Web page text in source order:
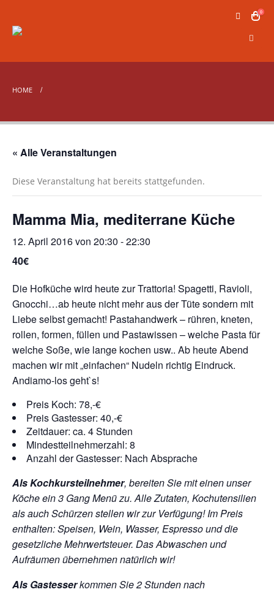
0
HOME
« Alle Veranstaltungen
Diese Veranstaltung hat bereits stattgefunden.
Mamma Mia, mediterrane Küche
12. April 2016 von 20:30 -22:30
40€
Die Hofküche wird heute zur Trattoria! Spagetti, Ravioli,
Gnocchi…ab heute nicht mehr aus der Tüte sondern mit
Liebe selbst gemacht! Pastahandwerk – rühren, kneten,
rollen, formen, füllen und Pastawissen – welche Pasta für
welche Soße, wie lange kochen usw.. Ab heute Abend
machen wir mit „einfachen“ Nudeln richtig Eindruck.
Andiamo-los geht`s!
Preis Koch: 78,-€
Preis Gastesser: 40,-€
Zeitdauer: ca. 4 Stunden
Mindestteilnehmerzahl: 8
Anzahl der Gastesser: Nach Absprache
Als Kochkursteilnehmer, bereiten Sie mit einen unser
Köche ein 3 Gang Menü zu. Alle Zutaten, Kochutensilien
als auch Schürzen stellen wir zur Verfügung!Im Preis
enthalten: Speisen, Wein, Wasser, Espresso und die
gesetzliche Mehrwertsteuer. Das Abwaschen und
Aufräumen übernehmen natürlich wir!
Als Gastesserkommen Sie 2 Stunden nach